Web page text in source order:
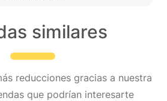
similares
reducciones gracias a nuestra
que podrían interesarte